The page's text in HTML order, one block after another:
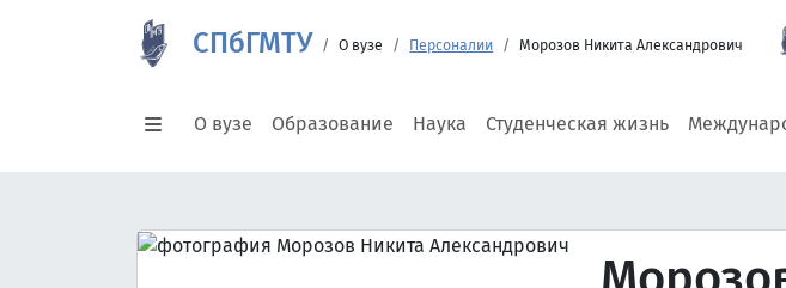
СПбГМТУ О вузе Персоналии Морозов Никита Александрович
О вузе Образование Наука Студенческая жизнь